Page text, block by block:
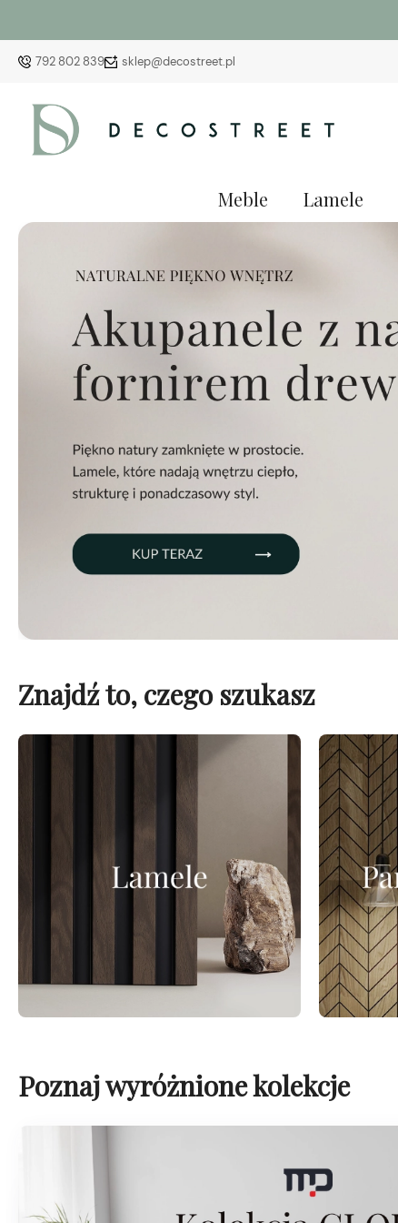
792 802 839 sklep@decostreet.pl
Meble Lamele
Znajdź to, czego szukasz
Poznaj wyróżnione kolekcje